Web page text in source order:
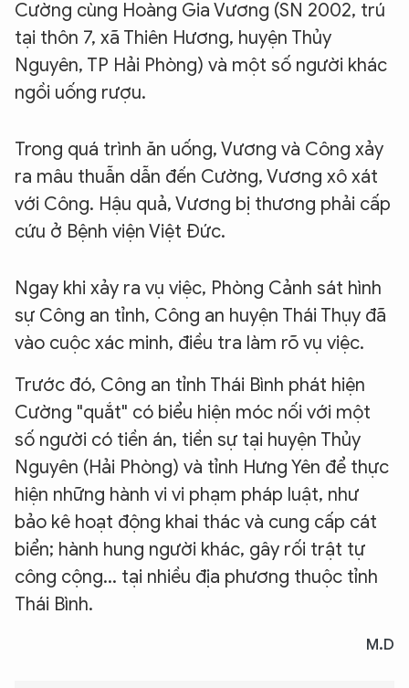
Cường cùng Hoàng Gia Vương (SN 2002, trú
tại thôn 7, xã Thiên Hương, huyện Thủy
Nguyên, TP Hải Phòng) và một số người khác
ngồi uống rượu.
Trong quá trình ăn uống, Vương và Công xảy
ra mâu thuẫn dẫn đến Cường, Vương xô xát
với Công. Hậu quả, Vương bị thương phải cấp
cứu ở Bệnh viện Việt Đức.
Ngay khi xảy ra vụ việc, Phòng Cảnh sát hình
sự Công an tỉnh, Công an huyện Thái Thụy đã
vào cuộc xác minh, điều tra làm rõ vụ việc.
Trước đó, Công an tỉnh Thái Bình phát hiện
Cường "quắt" có biểu hiện móc nối với một
số người có tiền án, tiền sự tại huyện Thủy
Nguyên (Hải Phòng) và tỉnh Hưng Yên để thực
hiện những hành vi vi phạm pháp luật, như
bảo kê hoạt động khai thác và cung cấp cát
biển; hành hung người khác, gây rối trật tự
công cộng... tại nhiều địa phương thuộc tỉnh
Thái Bình.
M.D